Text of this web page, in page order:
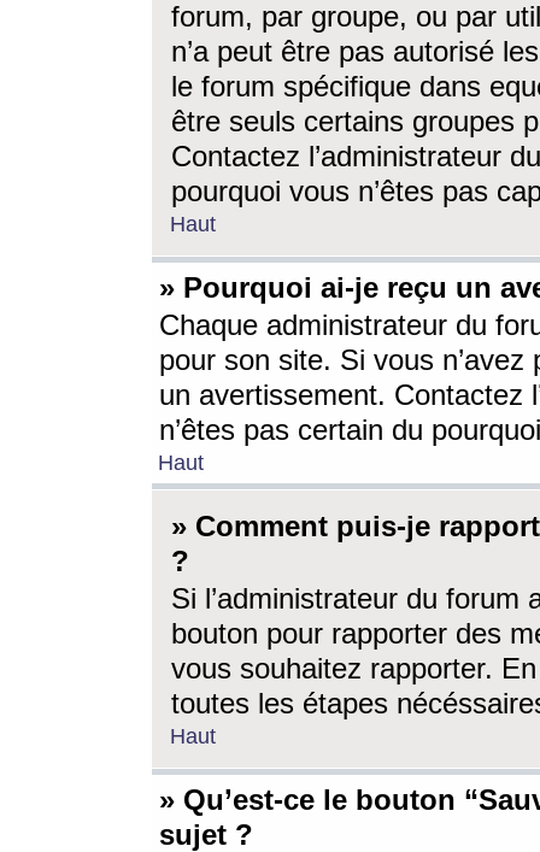
forum, par groupe, ou par
n’a peut être pas autorisé
le forum spécifique dans
être seuls certains groupes
Contactez l’administrateur
pourquoi vous n’êtes pas
Haut
» Pourquoi ai-je reçu un
Chaque administrateur du
pour son site. Si vous
un avertissement. Contactez
n’êtes pas certain du
Haut
» Comment puis-je
?
Si l’administrateur du forum
bouton pour rapporter des
vous souhaitez rapporter.
toutes les étapes
Haut
» Qu’est-ce le bouton
sujet ?